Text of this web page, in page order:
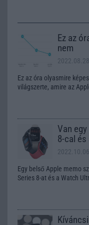
Ez az
nem
2022.08.28
Ez az óra olyasmire
világszerte, amire az
Van
8-cal
2022.10.06
Egy belső Apple memo
Series 8-at és a Watch